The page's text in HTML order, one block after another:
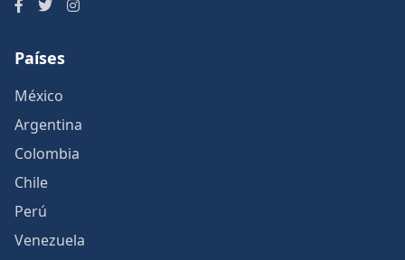
Países
México
Argentina
Colombia
Chile
Perú
Venezuela